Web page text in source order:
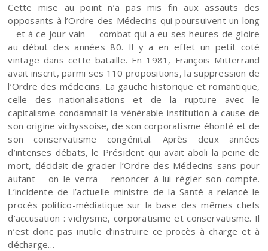
Cette mise au point n’a pas mis fin aux assauts des
opposants à l’Ordre des Médecins qui poursuivent un long
– et à ce jour vain – combat qui a eu ses heures de gloire
au début des années 80. Il y a en effet un petit coté
vintage dans cette bataille. En 1981, François Mitterrand
avait inscrit, parmi ses 110 propositions, la suppression de
l’Ordre des médecins. La gauche historique et romantique,
celle des nationalisations et de la rupture avec le
capitalisme condamnait la vénérable institution à cause de
son origine vichyssoise, de son corporatisme éhonté et de
son conservatisme congénital. Après deux années
d’intenses débats, le Président qui avait aboli la peine de
mort, décidait de gracier l’Ordre des Médecins sans pour
autant – on le verra – renoncer à lui régler son compte.
L’incidente de l’actuelle ministre de la Santé a relancé le
procès politico-médiatique sur la base des mêmes chefs
d’accusation : vichysme, corporatisme et conservatisme. Il
n’est donc pas inutile d’instruire ce procès à charge et à
décharge…